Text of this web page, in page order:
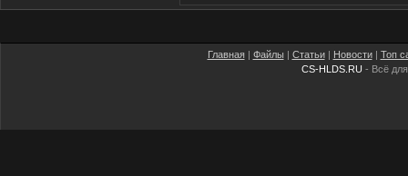
Главная| Файлы | Статьи| Новости| Топ
CS-HLDS.RU - Всё